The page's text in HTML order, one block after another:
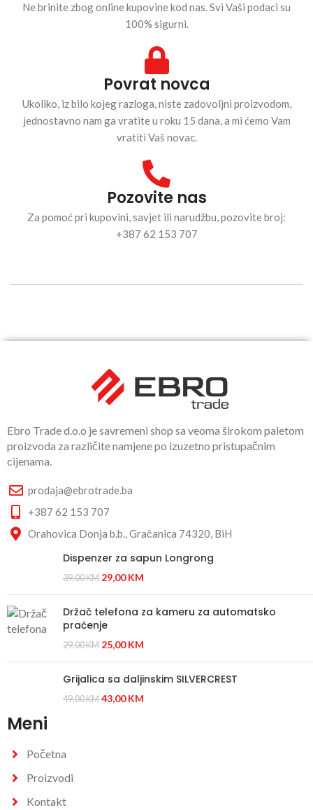
Ne brinite zbog online kupovine kod nas. Svi Vaši podaci su
100% sigurni.
Povrat novca
Ukoliko, iz bilo kojeg razloga, niste zadovoljni proizvodom,
jednostavno nam ga vratite u roku 15 dana, a mi ćemo Vam
vratiti Vaš novac.
Pozovite nas
Za pomoć pri kupovini, savjet ili narudžbu, pozovite broj:
+387 62 153 707
Ebro Trade d.o.o je savremeni shop sa veoma širokom paletom
proizvoda za različite namjene po izuzetno pristupačnim
cijenama.
prodaja@ebrotrade.ba
+387 62 153 707
Orahovica Donja b.b., Gračanica 74320, BiH
Dispenzer za sapun Longrong
39,00KM 29,00KM
Držač telefona za kameru za automatsko
praćenje
29,00KM 25,00KM
Grijalica sa daljinskim SILVERCREST
49,00KM 43,00KM
Meni
Početna
Proizvodi
Kontakt